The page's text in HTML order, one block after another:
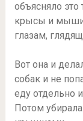
объясняло это
крысы и мыши.
глазам,
Вот она и
собак и не
еду отдельно
Потом